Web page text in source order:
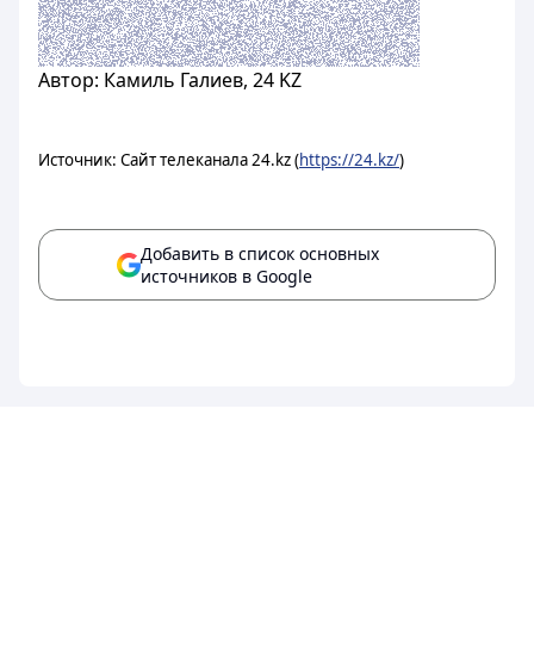
Автор: Камиль Галиев, 24 KZ
Источник: Сайт телеканала 24.kz (https://24.kz/)
Добавить в список основных
источников в Google